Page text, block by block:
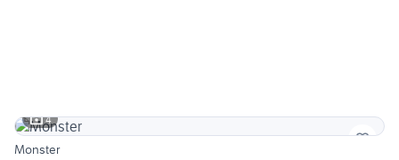
4
Monster